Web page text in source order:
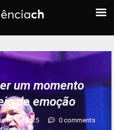
um momento
de emoção
de 2025
0 comments